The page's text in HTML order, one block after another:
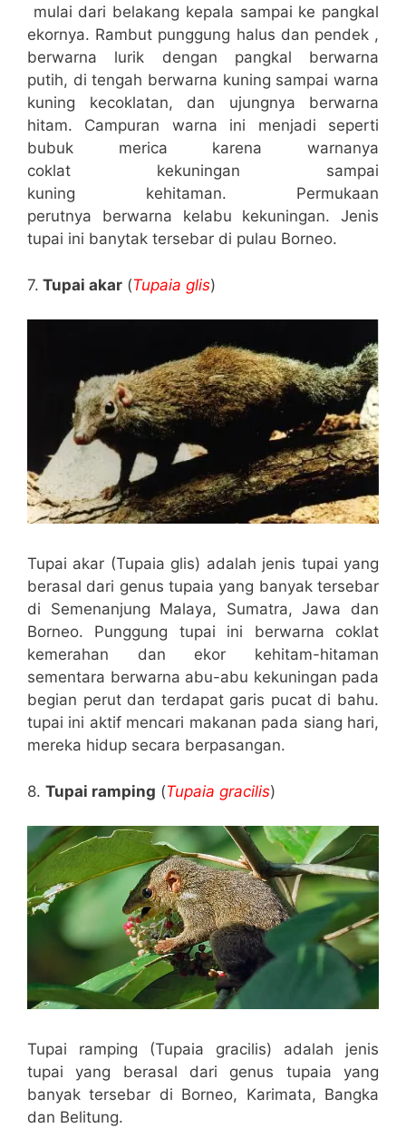
mulai dari belakang kepala sampai ke pangkal
ekornya. Rambut punggung halus dan pendek ,
berwarna lurik dengan pangkal berwarna
putih, di tengah berwarna kuning sampai warna
kuning kecoklatan, dan ujungnya berwarna
hitam. Campuran warna ini menjadi seperti
bubuk merica karena warnanya
coklat kekuningan sampai
kuning kehitaman. Permukaan
perutnya berwarna kelabu kekuningan. Jenis
tupai ini banytak tersebar di pulau Borneo.
7. Tupai akar (Tupaia glis)
Tupai akar (Tupaia glis) adalah jenis tupai yang
berasal dari genus tupaia yang banyak tersebar
di Semenanjung Malaya, Sumatra, Jawa dan
Borneo. Punggung tupai ini berwarna coklat
kemerahan dan ekor kehitam-hitaman
sementara berwarna abu-abu kekuningan pada
begian perut dan terdapat garis pucat di bahu.
tupai ini aktif mencari makanan pada siang hari,
mereka hidup secara berpasangan.
8. Tupai ramping (Tupaia gracilis)
Tupai ramping (Tupaia gracilis) adalah jenis
tupai yang berasal dari genus tupaia yang
banyak tersebar di Borneo, Karimata, Bangka
dan Belitung.